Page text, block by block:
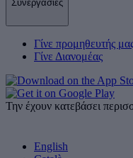
Συνεργασίες
Γίνε προμηθευτής
Γίνε Διανομέας
Την έχουν κατεβάσει
English